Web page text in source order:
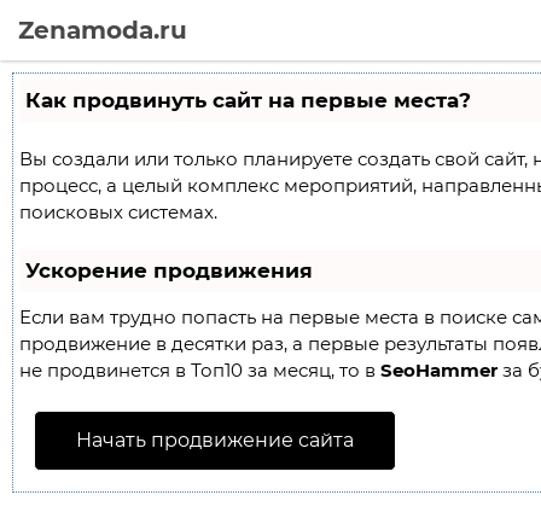
Zenamoda.ru
Как продвинуть сайт на первые места?
Вы создали или только планируете создать свой
процесс, а целый комплекс мероприятий,
поисковых системах.
Ускорение продвижения
Если вам трудно попасть на первые места в поиске
продвижение в десятки раз, а первые результаты
не продвинется в Топ10 за месяц, то в SeoHammer за
Начать продвижение сайта